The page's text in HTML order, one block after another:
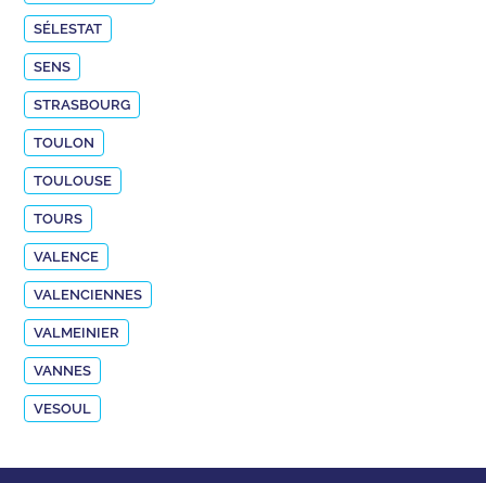
SÉLESTAT
SENS
STRASBOURG
TOULON
TOULOUSE
TOURS
VALENCE
VALENCIENNES
VALMEINIER
VANNES
VESOUL